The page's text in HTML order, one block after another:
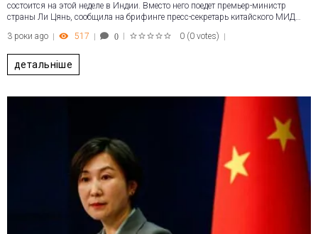
состоится на этой неделе в Индии. Вместо него поедет премьер-министр
страны Ли Цянь, сообщила на брифинге пресс-секретарь китайского МИД…
3 роки ago
517 0 0 (0 votes)
детальніше